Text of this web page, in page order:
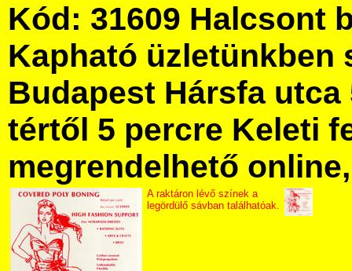
Kód: 31609 Halcsont
Kapható üzletünkben
Budapest Hársfa utca
tértől 5 percre Keleti
megrendelhető
A raktáron lévő színek a
legördülő sávban találhatóak.